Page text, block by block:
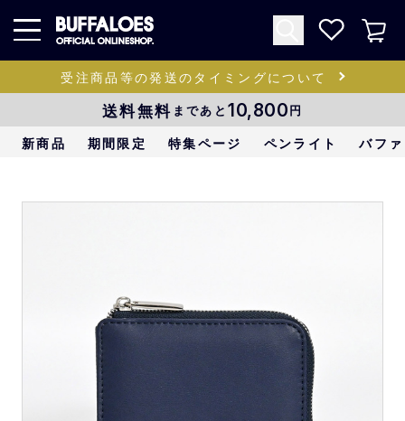
受注商品等の発送のタイミングについて
送料無料 まであと 10,800円
新商品 期間限定 特集ページ ペンライト バフ